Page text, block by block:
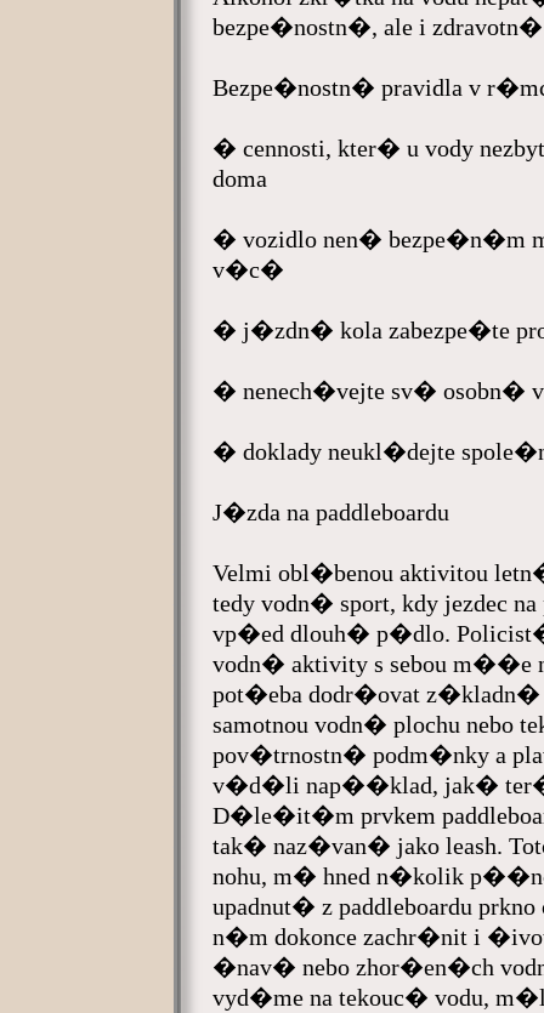
bezpe�nostn�, ale i
Bezpe�nostn� pravidla v
� cennosti, kter� u vody
doma
� vozidlo nen� bezpe�n�m
v�c�
� j�zdn� kola zabezpe�te
� nenech�vejte sv� osobn�
� doklady neukl�dejte
J�zda na paddleboardu
Velmi obl�benou aktivitou
tedy vodn� sport, kdy jezdec
vp�ed dlouh� p�dlo.
vodn� aktivity s sebou
pot�eba dodr�ovat z�kladn�
samotnou vodn� plochu nebo
pov�trnostn� podm�nky a
v�d�li nap��klad, jak�
D�le�it�m prvkem
tak� naz�van� jako leash.
nohu, m� hned n�kolik
upadnut� z paddleboardu
n�m dokonce zachr�nit i
�nav� nebo zhor�en�ch
vyd�me na tekouc� vodu,